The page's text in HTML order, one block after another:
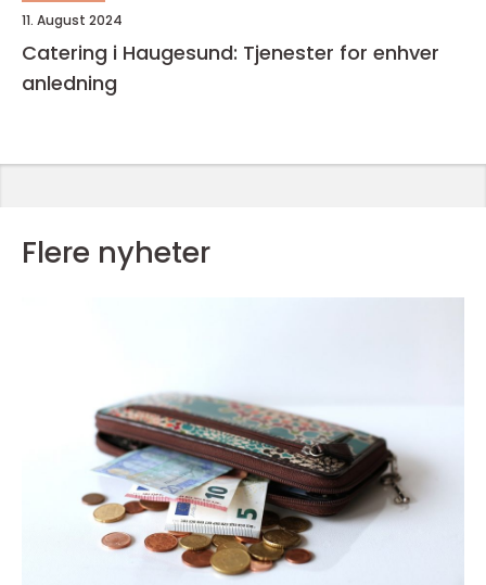
11. August 2024
Catering i Haugesund: Tjenester for enhver
anledning
Flere nyheter